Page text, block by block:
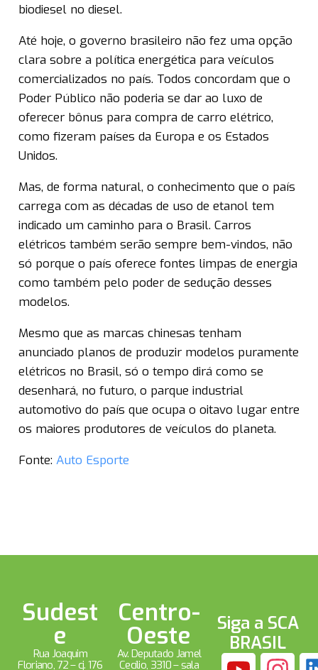
biodiesel no diesel.
Até hoje, o governo brasileiro não fez uma opção
clara sobre a política energética para veículos
comercializados no país. Todos concordam que o
Poder Público não poderia se dar ao luxo de
oferecer bônus para compra de carro elétrico,
como fizeram países da Europa e os Estados
Unidos.
Mas, de forma natural, o conhecimento que o país
carrega com as décadas de uso de etanol tem
indicado um caminho para o Brasil. Carros
elétricos também serão sempre bem-vindos, não
só porque o país oferece fontes limpas de energia
como também pelo poder de sedução desses
modelos.
Mesmo que as marcas chinesas tenham
anunciado planos de produzir modelos puramente
elétricos no Brasil, só o tempo dirá como se
desenhará, no futuro, o parque industrial
automotivo do país que ocupa o oitavo lugar entre
os maiores produtores de veículos do planeta.
Fonte: Auto Esporte
Sudest
e
Rua Joaquim
Floriano, 72 – cj. 176
Centro-
Oeste
Av. Deputado Jamel
Cecílio, 3310 – sala
Siga a SCA
BRASIL